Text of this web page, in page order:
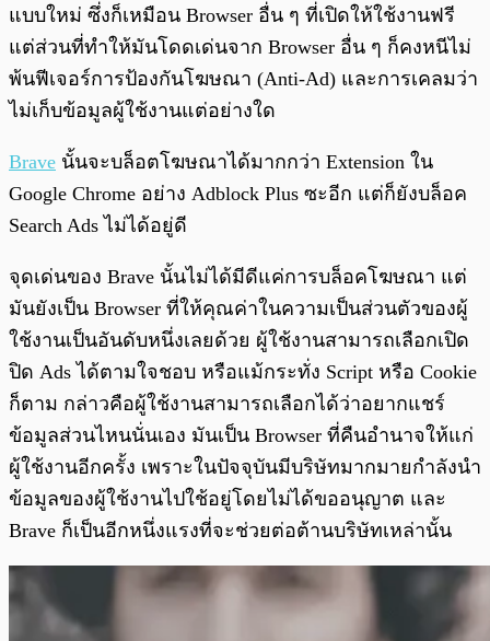
แบบใหม่ ซึ่งก็เหมือน Browser อื่น ๆ ที่เปิดให้ใช้งานฟรี
แต่ส่วนที่ทำให้มันโดดเด่นจาก Browser อื่น ๆ ก็คงหนีไม่
พ้นฟีเจอร์การป้องกันโฆษณา (Anti-Ad) และการเคลมว่า
ไม่เก็บข้อมูลผู้ใช้งานแต่อย่างใด
Brave นั้นจะบล็อตโฆษณาได้มากกว่า Extension ใน
Google Chrome อย่าง Adblock Plus ซะอีก แต่ก็ยังบล็อค
Search Ads ไม่ได้อยู่ดี
จุดเด่นของ Brave นั้นไม่ได้มีดีแค่การบล็อคโฆษณา แต่
มันยังเป็น Browser ที่ให้คุณค่าในความเป็นส่วนตัวของผู้
ใช้งานเป็นอันดับหนึ่งเลยด้วย ผู้ใช้งานสามารถเลือกเปิด
ปิด Ads ได้ตามใจชอบ หรือแม้กระทั่ง Script หรือ Cookie
ก็ตาม กล่าวคือผู้ใช้งานสามารถเลือกได้ว่าอยากแชร์
ข้อมูลส่วนไหนนั่นเอง มันเป็น Browser ที่คืนอำนาจให้แก่
ผู้ใช้งานอีกครั้ง เพราะในปัจจุบันมีบริษัทมากมายกำลังนำ
ข้อมูลของผู้ใช้งานไปใช้อยู่โดยไม่ได้ขออนุญาต และ
Brave ก็เป็นอีกหนึ่งแรงที่จะช่วยต่อต้านบริษัทเหล่านั้น